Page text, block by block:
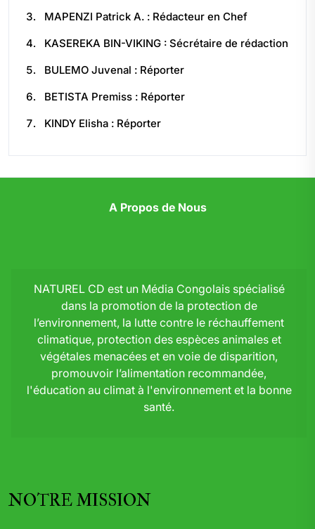
MAPENZI Patrick A. : Rédacteur en Chef
KASEREKA BIN-VIKING : Sécrétaire de rédaction
BULEMO Juvenal : Réporter
BETISTA Premiss : Réporter
KINDY Elisha : Réporter
A Propos de Nous
NATUREL CD est un Média Congolais spécialisé
dans la promotion de la protection de
l’environnement, la lutte contre le réchauffement
climatique, protection des espèces animales et
végétales menacées et en voie de disparition,
promouvoir l’alimentation recommandée,
l'éducation au climat à l'environnement et la bonne
santé.
NOTRE MISSION